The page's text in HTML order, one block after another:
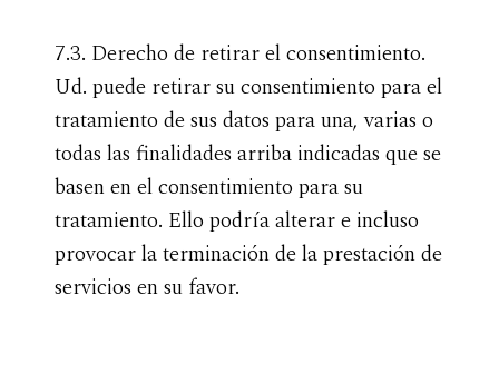
7.3. Derecho de retirar el consentimiento.
Ud. puede retirar su consentimiento para el
tratamiento de sus datos para una, varias o
todas las finalidades arriba indicadas que se
basen en el consentimiento para su
tratamiento. Ello podría alterar e incluso
provocar la terminación de la prestación de
servicios en su favor.